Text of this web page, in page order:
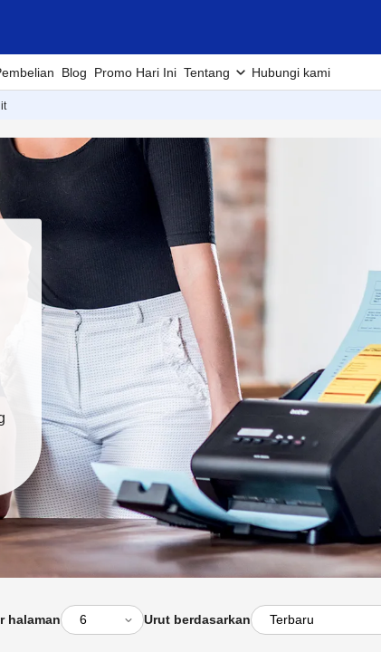
Blog Promo Hari Ini Tentang Hubungi kami
halaman Urut berdasarkan